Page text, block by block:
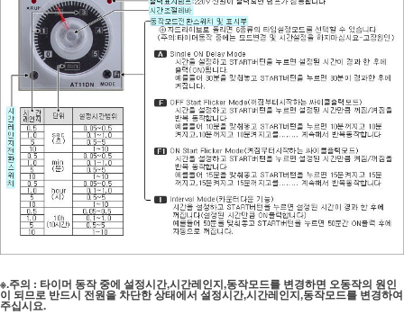
※.주의 : 타이머 동작 중에 설정시간,시간레인지,동작모드를 변경하면 오동작의 원인
이 되므로 반드시 전원을 차단한 상태에서 설정시간,시간레인지,동작모드를 변경하여
주십시요.